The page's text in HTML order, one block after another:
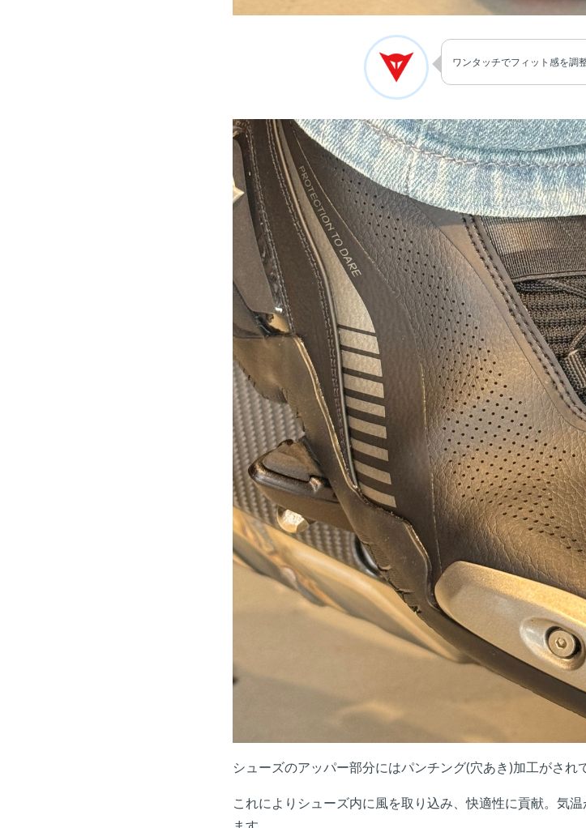
ワンタッチでフィット感を調
シューズのアッパー部分にはパンチング(穴あき)加工がされ
これによりシューズ内に風を取り込み、快適性に貢献。気